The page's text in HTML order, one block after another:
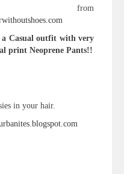
from
a Casual outfit with very
print Neoprene Pants!!
in your hair.